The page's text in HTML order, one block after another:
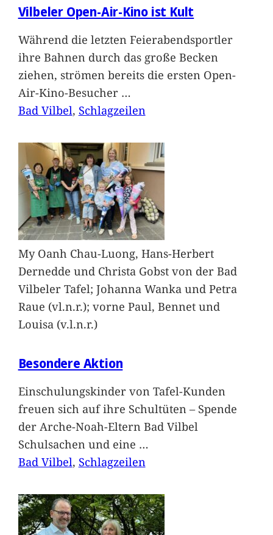
Vilbeler Open-Air-Kino ist Kult
Während die letzten Feierabendsportler
ihre Bahnen durch das große Becken
ziehen, strömen bereits die ersten Open-
Air-Kino-Besucher …
Bad Vilbel, Schlagzeilen
My Oanh Chau-Luong, Hans-Herbert
Dernedde und Christa Gobst von der Bad
Vilbeler Tafel; Johanna Wanka und Petra
Raue (vl.n.r.); vorne Paul, Bennet und
Louisa (v.l.n.r.)
Besondere Aktion
Einschulungskinder von Tafel-Kunden
freuen sich auf ihre Schultüten – Spende
der Arche-Noah-Eltern Bad Vilbel
Schulsachen und eine …
Bad Vilbel, Schlagzeilen